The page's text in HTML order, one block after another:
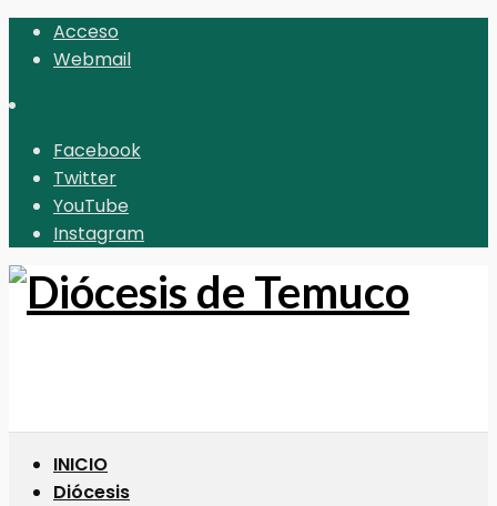
Acceso
Webmail
Facebook
Twitter
YouTube
Instagram
INICIO
Diócesis